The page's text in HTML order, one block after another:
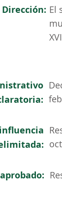
Dirección: El